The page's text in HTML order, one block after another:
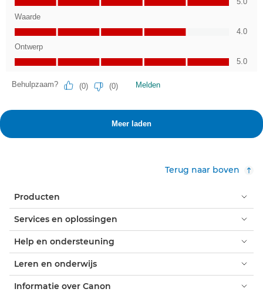
Terug naar boven
Producten
Services en oplossingen
Help en ondersteuning
Leren en onderwijs
Informatie over Canon